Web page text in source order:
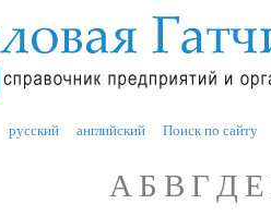
русский английский Поиск по сайту
АБ В ГД Е